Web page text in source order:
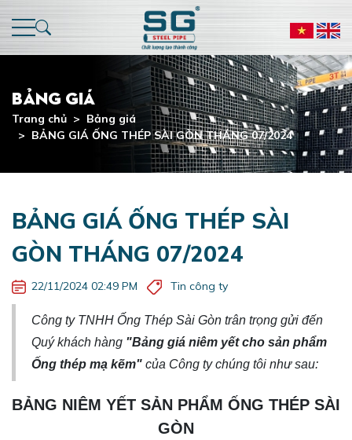
Thép hộp mạ kẽm
Ống thép mạ kẽm
Thép cuộn mạ kẽm
Sơ đồ quy trình sản xuất
Dây chuyền nhà máy
Khu Vực Miền Đông
Khu Vực Miền Tây
Khu Vực Tây Nguyên
Hoạt động
TIN THỊ TRƯỜNG
TIN SẢN PHẨM
[HCM] TUYỂN DỤNG - KẾ TOÁN TỔNG HỢP
[HCM] TUYỂN DỤNG - KẾ TOÁN DOANH THU,
CÔNG NỢ PHẢI THU
[HCM] TUYỂN DỤNG - KẾ TOÁN THANH TOÁN,
NGÂN HÀNG
[NHÀ MÁY] TUYỂN CÁC BỘ PHẬN LÀM VIỆC TẠI
BÀ RỊA - VŨNG TÀU
KHẨU
[Kinh doanh] Nhân viên Phát triển Thị trường
Bảng giá
Trang chủ
Bảng giá
BẢNG GIÁ ỐNG THÉP SÀI GÒN THÁNG 07/2024
BẢNG GIÁ ỐNG THÉP SÀI
GÒN THÁNG 07/2024
22/11/2024 02:49 PM Tin công ty
Công ty TNHH Ống Thép Sài Gòn trân trọng gửi đến
Quý khách hàng "Bảng giá niêm yết cho sản phẩm
Ống thép mạ kẽm" của Công ty chúng tôi như sau:
BẢNG NIÊM YẾT SẢN PHẨM ỐNG THÉP SÀI
GÒN